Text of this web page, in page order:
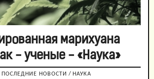
марихуана
- ученые - «Наука»
ПОСЛЕДНИЕ НОВОСТИ / НАУКА